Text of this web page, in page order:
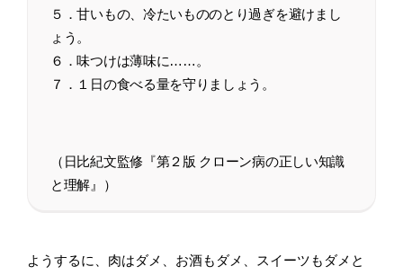
５．甘いもの、冷たいもののとり過ぎを避けまし
ょう。
６．味つけは薄味に……。
７．１日の食べる量を守りましょう。
（日比紀文監修『第２版 クローン病の正しい知識
と理解』）
ようするに、肉はダメ、お酒もダメ、スイーツもダメと